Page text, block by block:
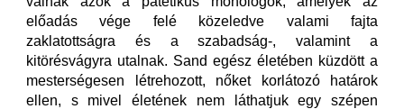
előadás vége felé közeledve valami fajta
zaklatottságra és a szabadság-, valamint a
kitörésvágyra utalnak. Sand egész életében küzdött a
mesterségesen létrehozott, nőket korlátozó határok
ellen, s mivel életének nem láthatjuk egy szépen